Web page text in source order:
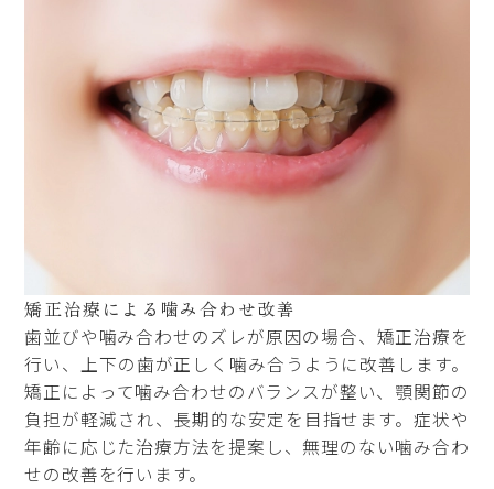
矯正治療による噛み合わせ改善
歯並びや噛み合わせのズレが原因の場合、矯正治療を
行い、上下の歯が正しく噛み合うように改善します。
矯正によって噛み合わせのバランスが整い、顎関節の
負担が軽減され、長期的な安定を目指せます。症状や
年齢に応じた治療方法を提案し、無理のない噛み合わ
せの改善を行います。